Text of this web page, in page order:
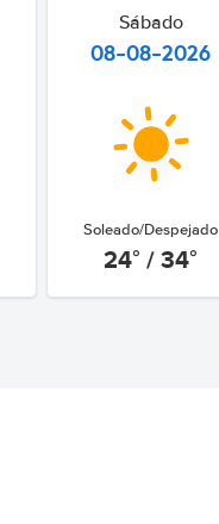
Sábado
08-08-2026
Soleado/Despejado
24° / 34°